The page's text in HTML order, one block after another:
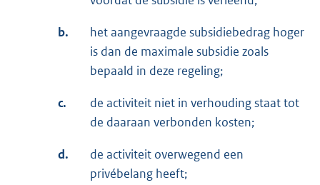
b.
het aangevraagde subsidiebedrag hoger
is dan de maximale subsidie zoals
bepaald in deze regeling;
c.
de activiteit niet in verhouding staat tot
de daaraan verbonden kosten;
d.
de activiteit overwegend een
privébelang heeft;